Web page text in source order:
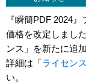
『瞬簡PDF 2024
価格を改定しまし
ンス」を新たに追
詳細は「ライセン
い。